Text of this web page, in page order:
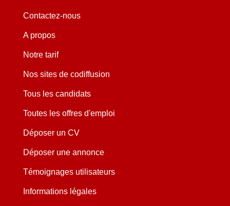
Contactez-nous
A propos
Notre tarif
Nos sites de codiffusion
Tous les candidats
Toutes les offres d'emploi
Déposer un CV
Déposer une annonce
Témoignages utilisateurs
Informations légales